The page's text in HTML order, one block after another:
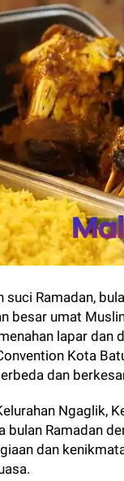
suci Ramadan,
besar umat
lapar dan
Kota
dan
Ngaglik,
Ramadan
dan